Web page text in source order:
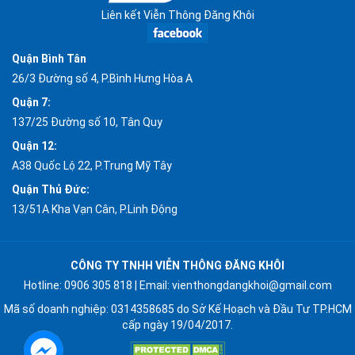
Liên kết Viễn Thông Đăng Khôi
Quận Bình Tân
26/3 Đường số 4, P.Bình Hưng Hòa A
Quận 7:
137/25 Đường số 10, Tân Quy
Quận 12:
A38 Quốc Lộ 22, P.Trung Mỹ Tây
Quận Thủ Đức:
13/51A Kha Vạn Cân, P.Linh Động
CÔNG TY TNHH VIỄN THÔNG ĐĂNG KHÔI
Hotline: 0906 305 818 | Email: vienthongdangkhoi@gmail.com
Mã số doanh nghiệp: 0314358685 do Sở Kế Hoạch và Đầu Tư TP.HCM
cấp ngày 19/04/2017.